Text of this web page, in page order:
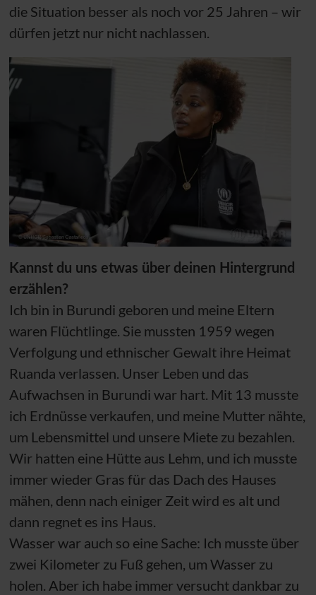
die Situation besser als noch vor 25 Jahren – wir
dürfen jetzt nur nicht nachlassen.
Kannst du uns etwas über deinen Hintergrund
erzählen?
Ich bin in Burundi geboren und meine Eltern
waren Flüchtlinge. Sie mussten 1959 wegen
Verfolgung und ethnischer Gewalt ihre Heimat
Ruanda verlassen. Unser Leben und das
Aufwachsen in Burundi war hart. Mit 13 musste
ich Erdnüsse verkaufen, und meine Mutter nähte,
um Lebensmittel und unsere Miete zu bezahlen.
Wir hatten eine Hütte aus Lehm, und ich musste
immer wieder Gras für das Dach des Hauses
mähen, denn nach einiger Zeit wird es alt und
dann regnet es ins Haus.
Wasser war auch so eine Sache: Ich musste über
zwei Kilometer zu Fuß gehen, um Wasser zu
holen. Aber ich habe immer versucht dankbar zu